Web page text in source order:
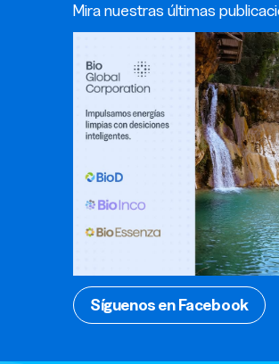
Mira nuestras últimas
Síguenos en Facebook